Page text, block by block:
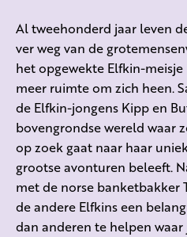
Al tweehonderd jaar leven
ver weg van de
het opgewekte Elfkin-
meer ruimte om zich heen.
de Elfkin-jongens Kipp en
bovengrondse wereld waar
op zoek gaat naar haar
grootse avonturen beleeft.
met de norse banketbakker
de andere Elfkins een
dan anderen te helpen waar